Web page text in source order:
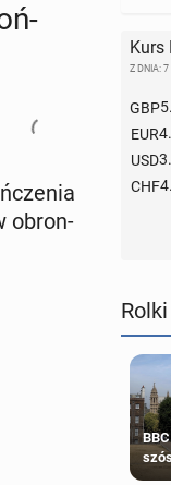
obron­
Kurs
Z DNIA: 7
GBP
EUR
USD
CHF